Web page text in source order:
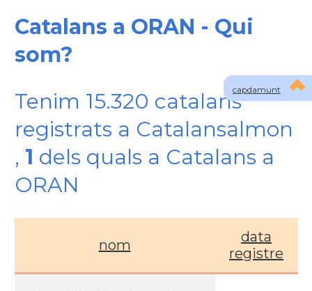
capdamunt
Catalans a ORAN - Qui
som?
Tenim 15.320 catalans
registrats a Catalansalmon
, 1 dels quals a Catalans a
ORAN
nom
data
registre